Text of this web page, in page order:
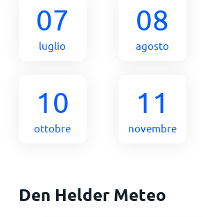
07
luglio
08
agosto
10
ottobre
11
novembre
Den Helder Meteo